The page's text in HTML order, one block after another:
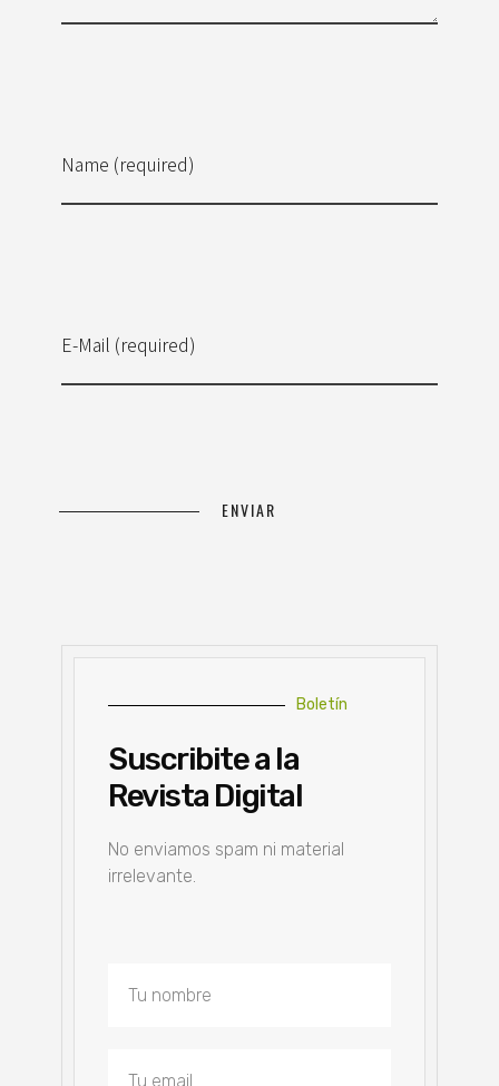
Name (required)
E-Mail (required)
Boletín
Suscribite a la
Revista Digital
No enviamos spam ni material
irrelevante.